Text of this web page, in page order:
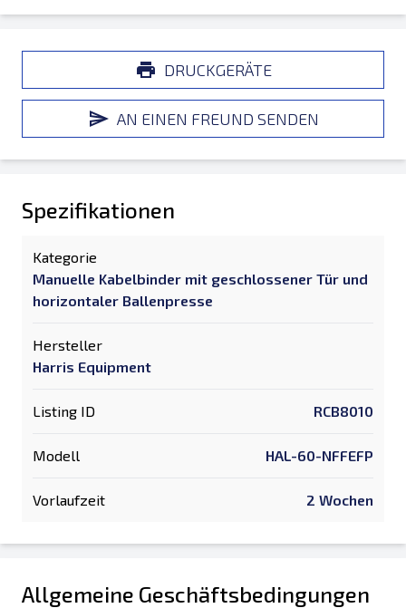
DRUCKGERÄTE
AN EINEN FREUND SENDEN
Spezifikationen
Kategorie
Manuelle Kabelbinder mit geschlossener Tür und
horizontaler Ballenpresse
Hersteller
Harris Equipment
Listing ID RCB8010
Modell HAL-60-NFFEFP
Vorlaufzeit 2 Wochen
Allgemeine Geschäftsbedingungen